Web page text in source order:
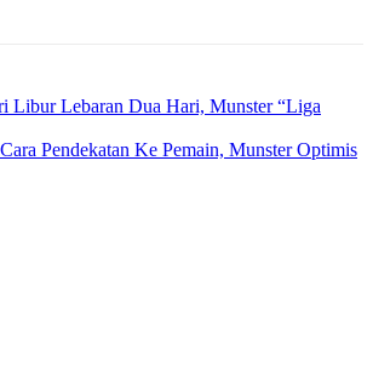
Libur Lebaran Dua Hari, Munster “Liga
Pendekatan Ke Pemain, Munster Optimis